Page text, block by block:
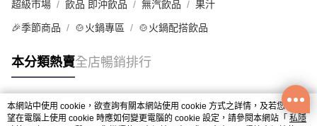
超級市場 飲品 即沖飲品 無汽飲品 果汁
🎉季節商品 🍲火鍋專區 🍲火鍋配搭飲品
本分類熱賣全店暢銷排行
熱門標籤
本網站中使用 cookie，欲查詢有關本網站使用 cookie 方式之詳情，及若您不希
望在電腦上使用 cookie 時應如何變更電腦的 cookie 設定，請參閱本網站「 私隱